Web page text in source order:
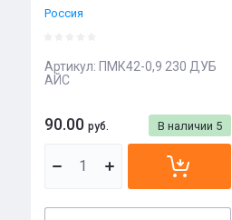
Россия
Артикул: ПМК42-0,9 230 ДУБ
АЙС
В наличии 5
90.00 руб.